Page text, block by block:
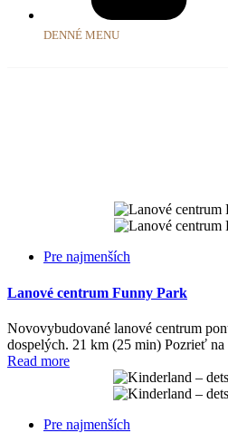
DENNÉ MENU
Pre najmenších
Lanové centrum Funny Park
Novovybudované lanové centrum
dospelých. 21 km (25 min) Pozrieť na
Read more
Pre najmenších